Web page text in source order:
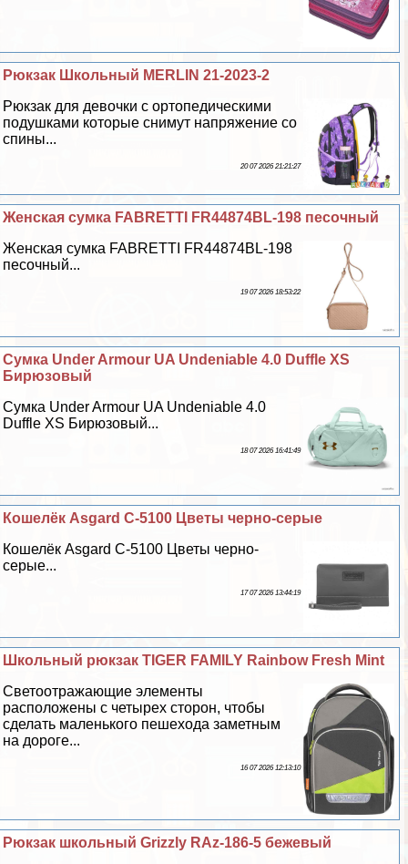
Рюкзак Школьный MERLIN 21-2023-2
Рюкзак для дeвoчки с ортопедическими
подушками которые снимут напряжение со
спины...
20 07 2026 21:21:27
Женская сумка FABRETTI FR44874BL-198 песочный
Женская сумка FABRETTI FR44874BL-198
песочный...
19 07 2026 18:53:22
Сумка Under Armour UA Undeniable 4.0 Duffle XS
Бирюзовый
Сумка Under Armour UA Undeniable 4.0
Duffle XS Бирюзовый...
18 07 2026 16:41:49
Кошелёк Asgard С-5100 Цветы черно-серые
Кошелёк Asgard С-5100 Цветы черно-
серые...
17 07 2026 13:44:19
Школьный рюкзак TIGER FAMILY Rainbow Fresh Mint
Светоотражающие элементы
расположены с четырех сторон, чтобы
сделать маленького пешехода заметным
на дороге...
16 07 2026 12:13:10
Рюкзак школьный Grizzly RAz-186-5 бежевый